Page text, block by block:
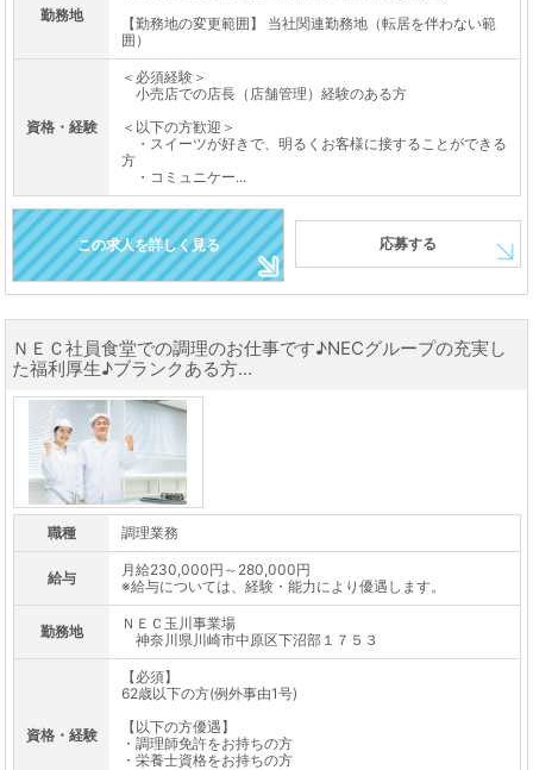
勤務地
【勤務地の変更範囲】 当社関連勤務地（転居を伴わない範
囲）
資格・経験
＜必須経験＞
小売店での店長（店舗管理）経験のある方
＜以下の方歓迎＞
・スイーツが好きで、明るくお客様に接することができる
方
・コミュニケー...
この求人を詳しく見る 応募する
ＮＥＣ社員食堂での調理のお仕事です♪NECグループの充実し
た福利厚生♪ブランクある方...
職種 調理業務
給与
月給230,000円～280,000円
※給与については、経験・能力により優遇します。
勤務地
ＮＥＣ玉川事業場
神奈川県川崎市中原区下沼部１７５３
資格・経験
【必須】
62歳以下の方(例外事由1号)
【以下の方優遇】
・調理師免許をお持ちの方
・栄養士資格をお持ちの方